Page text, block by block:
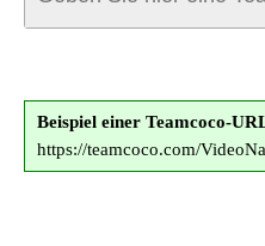
Beispiel einer Teamcoco-
https://teamcoco.com/